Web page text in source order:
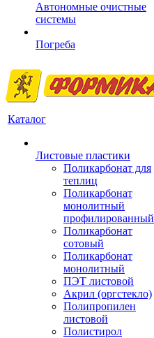
Автономные очистные
системы
Погреба
Каталог
Листовые пластики
Поликарбонат для
теплиц
Поликарбонат
монолитный
профилированный
Поликарбонат
сотовый
Поликарбонат
монолитный
ПЭТ листовой
Акрил (оргстекло)
Полипропилен
листовой
Полистирол